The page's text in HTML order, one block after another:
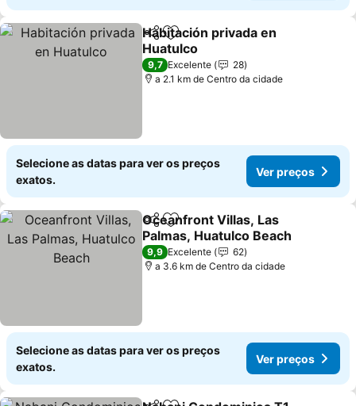
PartilharAdicionar aos favoritos
Habitación privada en
Huatulco
Ver preços
9,7 Excelente
28
a 2.1 km de Centro da cidade
Selecione as datas para ver os preços
exatos.
Ver preços
PartilharAdicionar aos favoritos
Oceanfront Villas, Las
Palmas, Huatulco Beach
Ver preços
9,9 Excelente
62
a 3.6 km de Centro da cidade
Selecione as datas para ver os preços
exatos.
Ver preços